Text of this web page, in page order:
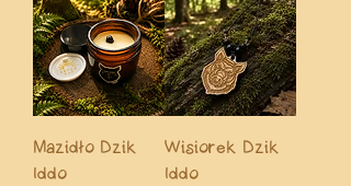
Mazidło Dzik
Iddo
Wisiorek Dzik
Iddo